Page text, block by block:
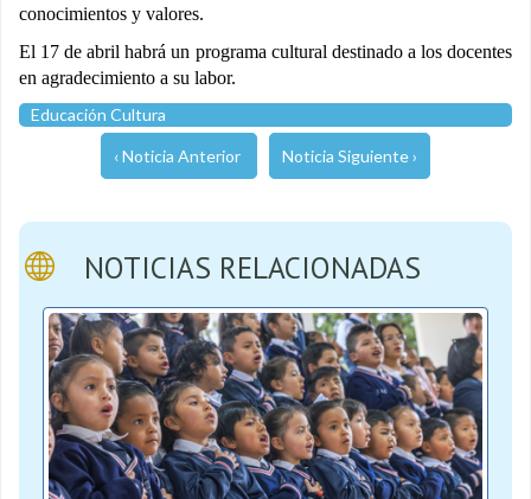
conocimientos y valores.
El 17 de abril habrá un programa cultural destinado a los docentes
en agradecimiento a su labor.
Educación Cultura
‹ Noticia Anterior Noticia Siguiente ›
NOTICIAS RELACIONADAS